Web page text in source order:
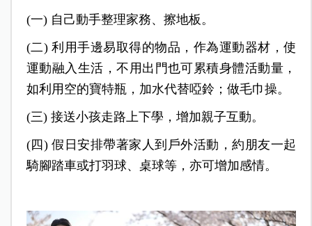
(一) 自己動手整理家務、擦地板。
(二) 利用手邊易取得的物品，作為運動器材，使
運動融入生活，不用出門也可累積身體活動量，
如利用空的寶特瓶，加水代替啞鈴；做毛巾操。
(三) 接送小孩走路上下學，增加親子互動。
(四) 假日安排帶著家人到戶外活動，約朋友一起
騎腳踏車或打羽球、桌球等，亦可增加感情。